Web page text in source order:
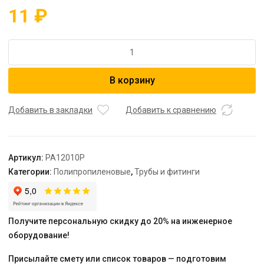
11 ₽
Муфта
AQUA"
В корзину
Добавить в закладки Добавить к сравнению
Артикул: PA12010P
Категории: Полипропиленовые,Трубы и фитинги
Получите персональную скидку до 20% на инженерное
оборудование!
Присылайте смету или список товаров — подготовим